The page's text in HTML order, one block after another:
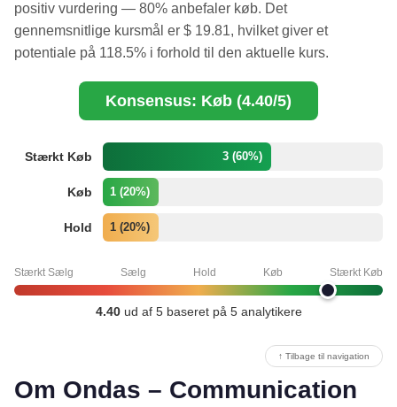
positiv vurdering — 80% anbefaler køb. Det
gennemsnitlige kursmål er $ 19.81, hvilket giver et
potentiale på 118.5% i forhold til den aktuelle kurs.
Konsensus: Køb (4.40/5)
Stærkt Køb 3 (60%)
Køb 1 (20%)
Hold 1 (20%)
Stærkt Sælg Sælg Hold Køb Stærkt Køb
4.40ud af 5 baseret på 5 analytikere
↑ Tilbage til navigation
Om Ondas – Communication